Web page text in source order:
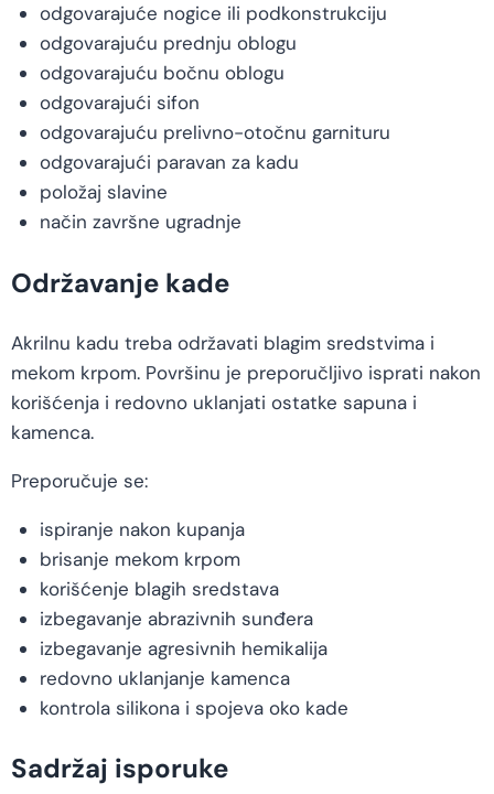
odgovarajuće nogice ili podkonstrukciju
odgovarajuću prednju oblogu
odgovarajuću bočnu oblogu
odgovarajući sifon
odgovarajuću prelivno-otočnu garnituru
odgovarajući paravan za kadu
položaj slavine
način završne ugradnje
Održavanje kade
Akrilnu kadu treba održavati blagim sredstvima i
mekom krpom. Površinu je preporučljivo isprati nakon
korišćenja i redovno uklanjati ostatke sapuna i
kamenca.
Preporučuje se:
ispiranje nakon kupanja
brisanje mekom krpom
korišćenje blagih sredstava
izbegavanje abrazivnih sunđera
izbegavanje agresivnih hemikalija
redovno uklanjanje kamenca
kontrola silikona i spojeva oko kade
Sadržaj isporuke